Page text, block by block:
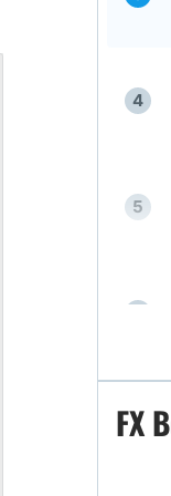
4
5
7
FX